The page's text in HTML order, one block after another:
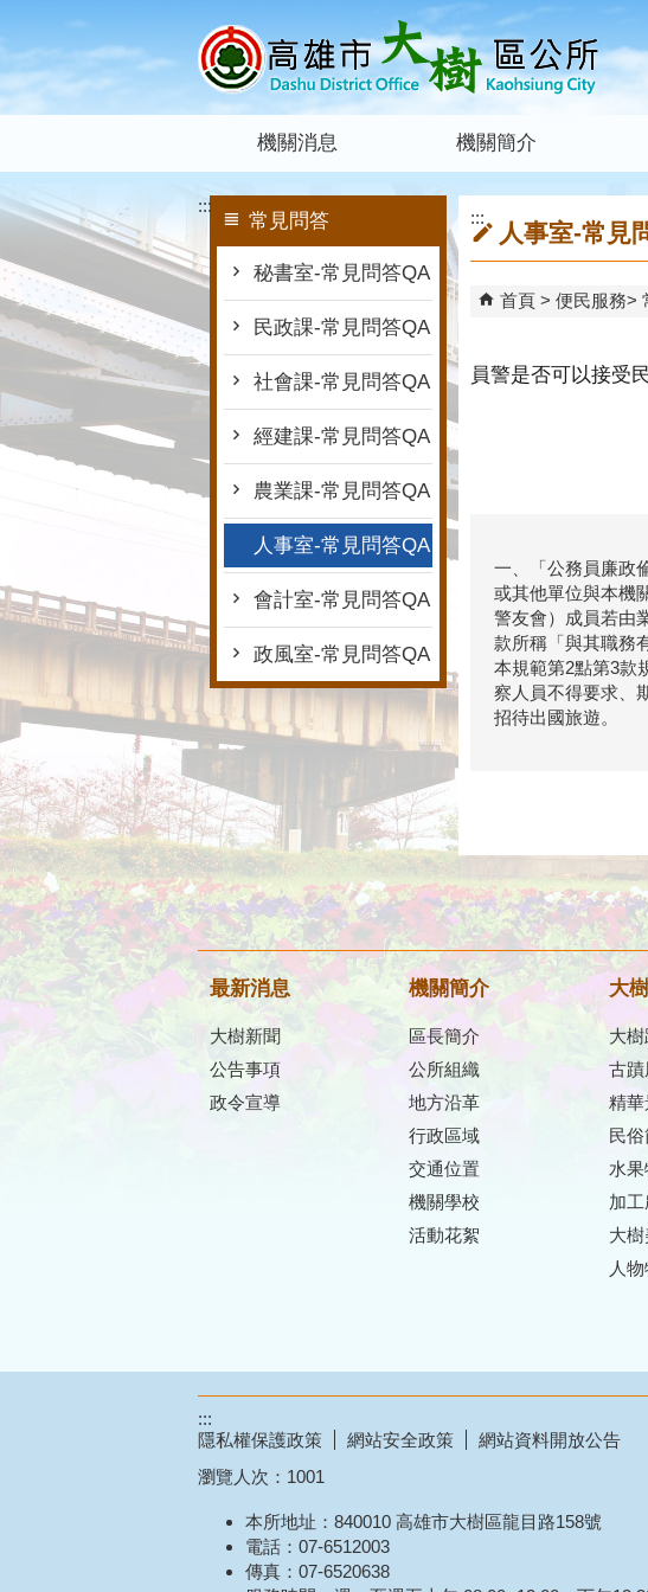
跳到主要內容區塊
機關消息 機關簡介
:::
常見問答
秘書室-常見問答QA
民政課-常見問答QA
社會課-常見問答QA
經建課-常見問答QA
農業課-常見問答QA
人事室-常見問答QA
會計室-常見問答QA
政風室-常見問答QA
:::
人事室-常見
首頁 便民服務
員警是否可以接受
一、「公務員廉政
或其他單位與本機
警友會）成員若由
款所稱「與其職務
本規範第2點第3款
察人員不得要求、
招待出國旅遊。
最新消息
大樹新聞
公告事項
政令宣導
機關簡介
區長簡介
公所組織
地方沿革
行政區域
交通位置
機關學校
活動花絮
大
大
古蹟
精華
民
水
加
大
人
:::
隱私權保護政策
網站安全政策
網站資料開放公告
瀏覽人次： 1001
本所地址：840010 高雄市大樹區龍目路158號
電話：07-6512003
傳真：07-6520638